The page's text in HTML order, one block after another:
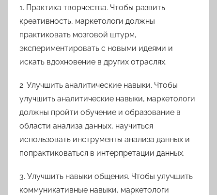
1. Практика творчества. Чтобы развить
креативность, маркетологи должны
практиковать мозговой штурм,
экспериментировать с новыми идеями и
искать вдохновение в других отраслях.
2. Улучшить аналитические навыки. Чтобы
улучшить аналитические навыки, маркетологи
должны пройти обучение и образование в
области анализа данных, научиться
использовать инструменты анализа данных и
попрактиковаться в интерпретации данных.
3. Улучшить навыки общения. Чтобы улучшить
коммуникативные навыки, маркетологи